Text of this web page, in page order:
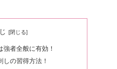
強者全般に有効！
しの習得方法！